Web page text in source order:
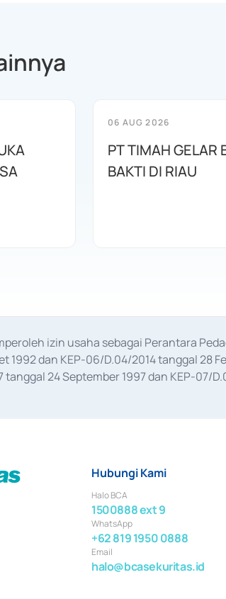
06 AUG 2026
PT TIMAH GELAR
BAKTI DI RIAU
izin usaha sebagai Perantara
1992 dan KEP-06/D.04/2014 tanggal
tanggal 24 September 1997 dan KEP-
Hubungi Kami
Halo BCA
1500888 ext 9
WhatsApp
+62 819 1950 0888
Email
halo@bcasekuritas.id